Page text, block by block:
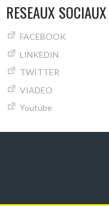
RESEAUX SOCIAUX
FACEBOOK
LINKEDIN
TWITTER
VIADEO
Youtube